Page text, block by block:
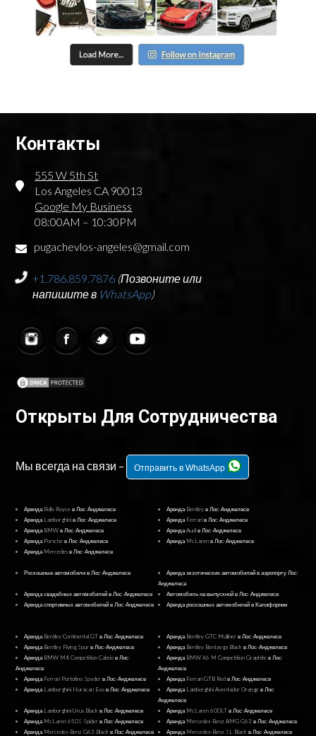
Контакты
555 W 5th St
Los Angeles CA 90013
Google My Business
08:00AM – 10:30PM
pugachevlos-angeles@gmail.com
+1.786.859.7876 (Позвоните или
напишите в WhatsApp)
Открыты Для Сотрудничества
Мы всегда на связи – Отправить в WhatsApp
Аренда Rolls-Royce в Лос-Анджелесе
Аренда Bentley в Лос-Анджелесе
Аренда Lamborghini в Лос-Анджелесе
Аренда Ferrari в Лос-Анджелесе
Аренда BMW в Лос-Анджелесе
Аренда Audi в Лос-Анджелесе
Аренда Porsche в Лос-Анджелесе
Аренда McLaren в Лос-Анджелесе
Аренда Mercedes в Лос-Анджелесе
Роскошные автомобили в Лос-Анджелесе
Аренда экзотических автомобилей в аэропорту Лос-
Анджелеса
Аренда свадебных автомобилей в Лос-Анджелесе
Автомобиль на выпускной в Лос-Анджелесе
Аренда спортивных автомобилей в Лос-Анджелесе
Аренда роскошных автомобилей в Калифорнии
Аренда Bentley Continental GT в Лос-Анджелесе
Аренда Bentley GTC Mulliner в Лос-Анджелесе
Аренда Bentley Flying Spur в Лос-Анджелесе
Аренда Bentley Bentayga Black в Лос-Анджелесе
Аренда BMW M4 Competition Cabrio в Лос-
Анджелесе
Аренда BMW X6 M Competition Graphite в Лос-
Анджелесе
Аренда Ferrari Portofino Spyder в Лос-Анджелесе
Аренда Ferrari GTB Red в Лос-Анджелесе
Аренда Lamborghini Huracan Evo в Лос-Анджелесе
Аренда Lamborghini Aventador Orange в Лос-
Анджелесе
Аренда Lamborghini Urus Black в Лос-Анджелесе
Аренда McLaren 600LT в Лос-Анджелесе
Аренда McLaren 650S Spider в Лос-Анджелесе
Аренда Mercedes-Benz AMG G63 в Лос-Анджелесе
Аренда Mercedes-Benz G63 Black в Лос-Анджелесе
Аренда Mercedes-Benz SL Black в Лос-Анджелесе